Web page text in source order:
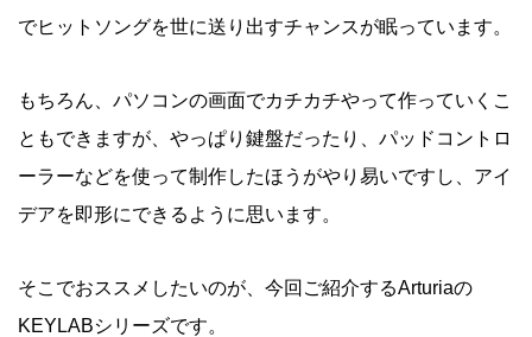
でヒットソングを世に送り出すチャンスが眠っています。
もちろん、パソコンの画面でカチカチやって作っていくこ
ともできますが、やっぱり鍵盤だったり、パッドコントロ
ーラーなどを使って制作したほうがやり易いですし、アイ
デアを即形にできるように思います。
そこでおススメしたいのが、今回ご紹介するArturiaの
KEYLABシリーズです。